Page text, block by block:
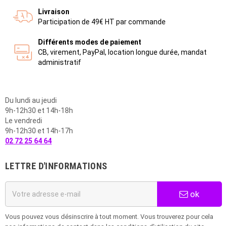
Livraison
Participation de 49€ HT par commande
Différents modes de paiement
CB, virement, PayPal, location longue durée, mandat
administratif
Du lundi au jeudi
9h-12h30 et 14h-18h
Le vendredi
9h-12h30 et 14h-17h
02 72 25 64 64
LETTRE D'INFORMATIONS
ok
Vous pouvez vous désinscrire à tout moment. Vous trouverez pour cela